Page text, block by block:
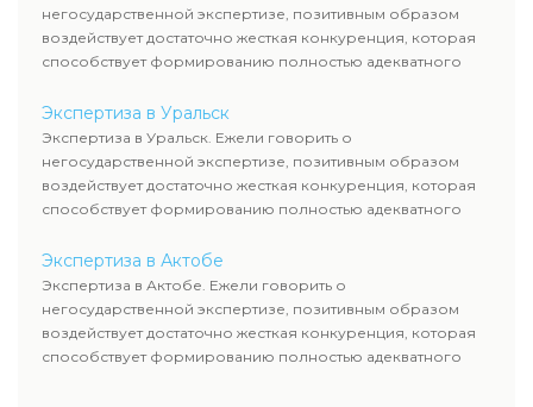
негосударственной экспертизе, позитивным образом
воздействует достаточно жесткая конкуренция, которая
способствует формированию полностью адекватного
Экспертиза в Уральск
Экспертиза в Уральск. Ежели говорить о
негосударственной экспертизе, позитивным образом
воздействует достаточно жесткая конкуренция, которая
способствует формированию полностью адекватного
Экспертиза в Актобе
Экспертиза в Актобе. Ежели говорить о
негосударственной экспертизе, позитивным образом
воздействует достаточно жесткая конкуренция, которая
способствует формированию полностью адекватного